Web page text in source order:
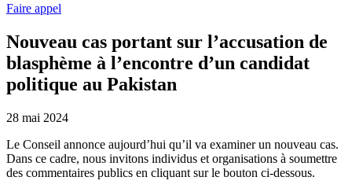
Faire appel
Nouveau cas portant sur l’accusation de
blasphème à l’encontre d’un candidat
politique au Pakistan
28 mai 2024
Le Conseil annonce aujourd’hui qu’il va examiner un nouveau cas.
Dans ce cadre, nous invitons individus et organisations à soumettre
des commentaires publics en cliquant sur le bouton ci-dessous.